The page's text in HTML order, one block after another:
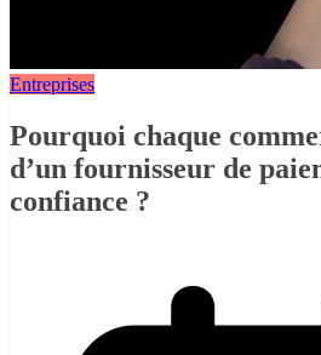
Entreprises
Pourquoi chaque
d’un fournisseur de
confiance ?